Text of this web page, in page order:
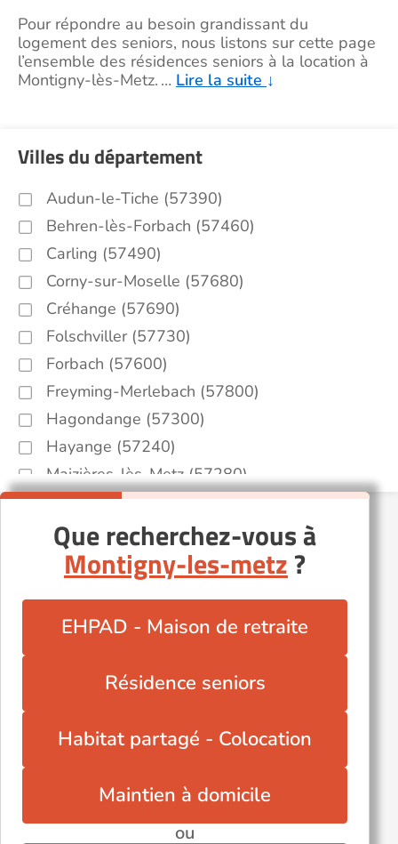
Pour répondre au besoin grandissant du
logement des seniors, nous listons sur cette page
l’ensemble des résidences seniors à la location à
Montigny-lès-Metz. … Lire la suite ↓
Villes du département
Audun-le-Tiche (57390)
Behren-lès-Forbach (57460)
Carling (57490)
Corny-sur-Moselle (57680)
Créhange (57690)
Folschviller (57730)
Forbach (57600)
Freyming-Merlebach (57800)
Hagondange (57300)
Hayange (57240)
Maizières-lès-Metz (57280)
Maizières-lès-Vic (57810)
Marly (57155)
Metz (57000)
Rustroff (57480)
Sarreguemines (57200)
Terville (57180)
Que recherchez-vous à
Montigny-les-metz?
EHPAD - Maison de retraite
Résidence seniors
Habitat partagé - Colocation
Maintien à domicile
ou